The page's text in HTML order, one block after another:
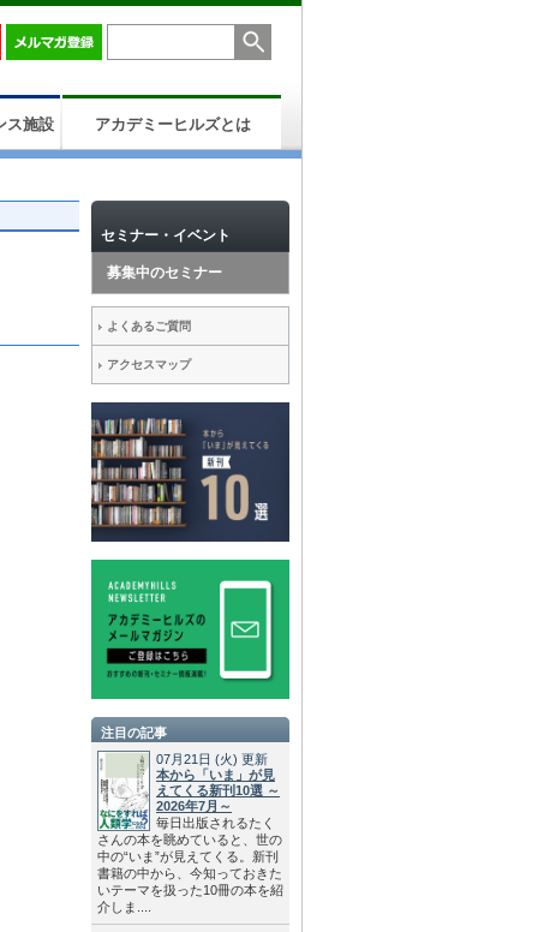
ス施設 アカデミーヒルズとは
セミナー・イベント
募集中のセミナー
よくあるご質問
アクセスマップ
注目の記事
07月21日 (火) 更新
本から「いま」が見
えてくる新刊10選 ～
2026年7月～
毎日出版されるたく
さんの本を眺めていると、世の
中の“いま”が見えてくる。新刊
書籍の中から、今知っておきた
いテーマを扱った10冊の本を紹
介しま....